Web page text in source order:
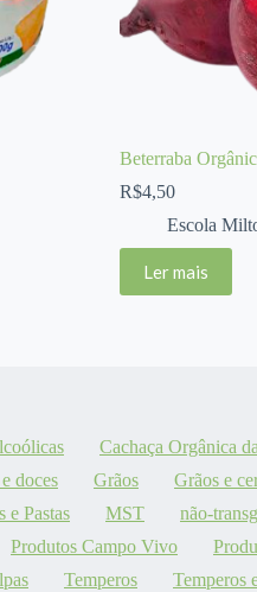
Beterraba
R$4,50
Escola
Ler mais
Cachaça Orgânica
doces Grãos Grãos e
e Pastas MST não-
Produtos Campo Vivo
Temperos Temperos